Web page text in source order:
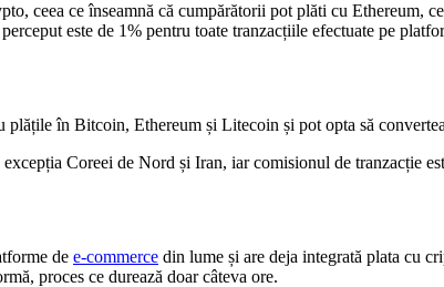
ceea ce înseamnă că cumpărătorii pot plăti cu Ethereum,
este de 1% pentru toate tranzacțiile efectuate pe
plățile în Bitcoin, Ethereum și Litecoin și pot opta să
Coreei de Nord și Iran, iar comisionul de tranzacție
de e-commerce din lume și are deja integrată plata cu
proces ce durează doar câteva ore.